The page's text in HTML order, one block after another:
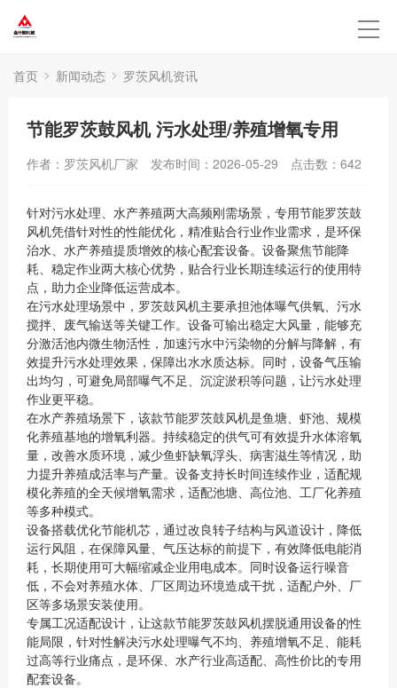
首页 新闻动态 罗茨风机资讯
节能罗茨鼓风机 污水处理/养殖增氧专用
作者：罗茨风机厂家 发布时间：2026-05-29 点击数： 642
针对污水处理、水产养殖两大高频刚需场景，专用节能罗茨鼓
风机凭借针对性的性能优化，精准贴合行业作业需求，是环保
治水、水产养殖提质增效的核心配套设备。设备聚焦节能降
耗、稳定作业两大核心优势，贴合行业长期连续运行的使用特
点，助力企业降低运营成本。
在污水处理场景中，罗茨鼓风机主要承担池体曝气供氧、污水
搅拌、废气输送等关键工作。设备可输出稳定大风量，能够充
分激活池内微生物活性，加速污水中污染物的分解与降解，有
效提升污水处理效果，保障出水水质达标。同时，设备气压输
出均匀，可避免局部曝气不足、沉淀淤积等问题，让污水处理
作业更平稳。
在水产养殖场景下，该款节能罗茨鼓风机是鱼塘、虾池、规模
化养殖基地的增氧利器。持续稳定的供气可有效提升水体溶氧
量，改善水质环境，减少鱼虾缺氧浮头、病害滋生等情况，助
力提升养殖成活率与产量。设备支持长时间连续作业，适配规
模化养殖的全天候增氧需求，适配池塘、高位池、工厂化养殖
等多种模式。
设备搭载优化节能机芯，通过改良转子结构与风道设计，降低
运行风阻，在保障风量、气压达标的前提下，有效降低电能消
耗，长期使用可大幅缩减企业用电成本。同时设备运行噪音
低，不会对养殖水体、厂区周边环境造成干扰，适配户外、厂
区等多场景安装使用。
专属工况适配设计，让这款节能罗茨鼓风机摆脱通用设备的性
能局限，针对性解决污水处理曝气不均、养殖增氧不足、能耗
过高等行业痛点，是环保、水产行业高适配、高性价比的专用
配套设备。